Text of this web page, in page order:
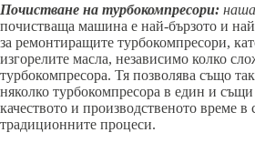
Почистване на турбокомпресори:
почистваща машина е най-бързото и
за ремонтиращите турбокомпресори,
изгорелите масла, независимо колко
турбокомпресора. Тя позволява също
няколко турбокомпресора в един и
качеството и производственото време в
традиционните процеси.